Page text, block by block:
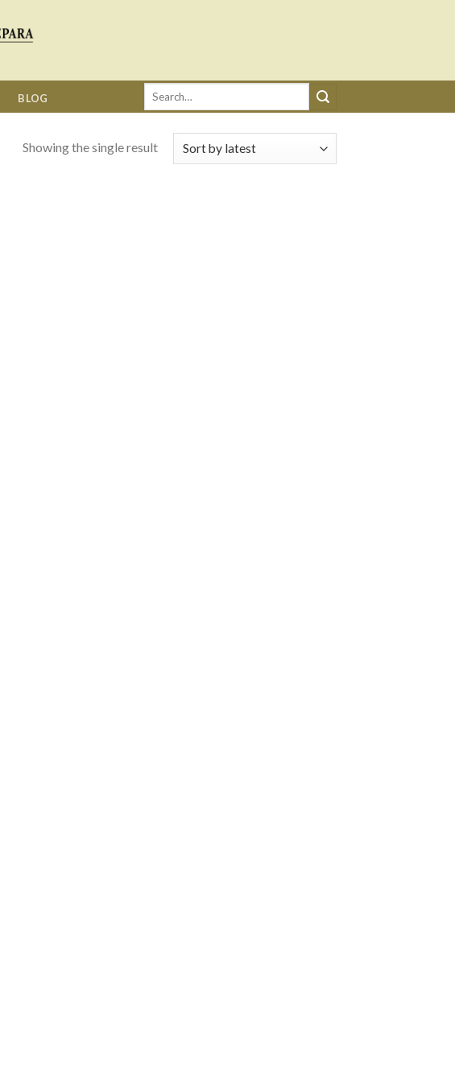
BLOG
Search
Showing the single result